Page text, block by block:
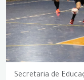
Secretaria de